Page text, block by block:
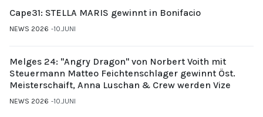
Cape31: STELLA MARIS gewinnt in Bonifacio
NEWS 2026 10.JUNI
Melges 24: "Angry Dragon" von Norbert Voith mit
Steuermann Matteo Feichtenschlager gewinnt Öst.
Meisterschaift, Anna Luschan & Crew werden Vize
NEWS 2026 10.JUNI